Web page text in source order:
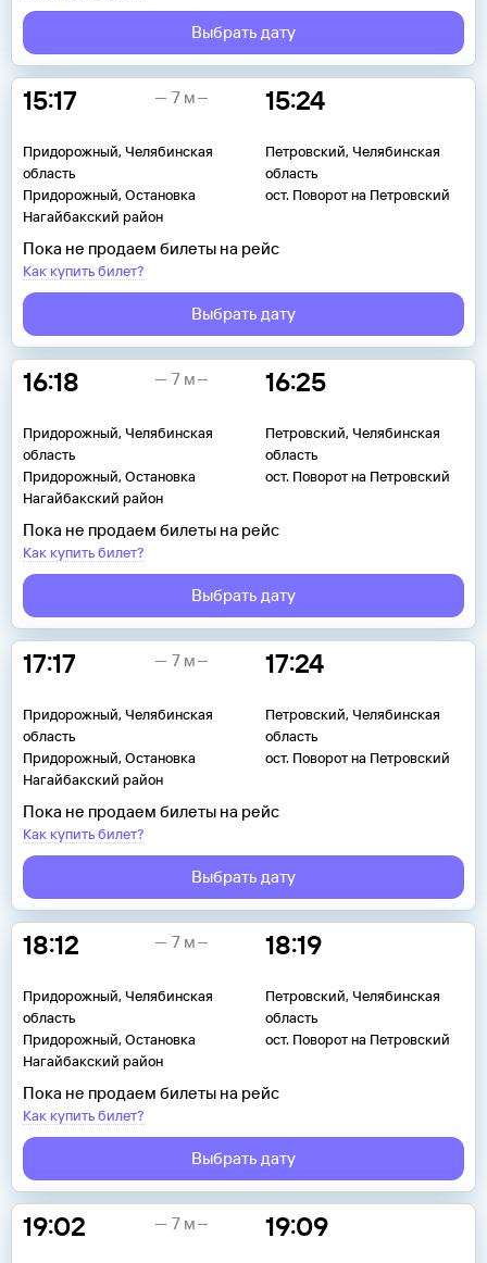
Выбрать дату
15:17
Придорожный, Челябинская
область
Придорожный, Остановка
Нагайбакский район
15:24
Петровский, Челябинская
область
ост. Поворот на Петровский
7 м
Пока не продаем билеты на рейс
Как купить билет?
Выбрать дату
16:18
Придорожный, Челябинская
область
Придорожный, Остановка
Нагайбакский район
16:25
Петровский, Челябинская
область
ост. Поворот на Петровский
7 м
Пока не продаем билеты на рейс
Как купить билет?
Выбрать дату
17:17
Придорожный, Челябинская
область
Придорожный, Остановка
Нагайбакский район
17:24
Петровский, Челябинская
область
ост. Поворот на Петровский
7 м
Пока не продаем билеты на рейс
Как купить билет?
Выбрать дату
18:12
Придорожный, Челябинская
область
Придорожный, Остановка
Нагайбакский район
18:19
Петровский, Челябинская
область
ост. Поворот на Петровский
7 м
Пока не продаем билеты на рейс
Как купить билет?
Выбрать дату
19:02 19:09
7 м